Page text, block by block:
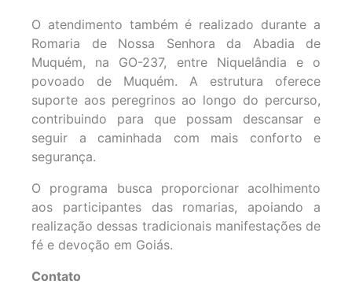
O atendimento também é realizado durante a
Romaria de Nossa Senhora da Abadia de
Muquém, na GO-237, entre Niquelândia e o
povoado de Muquém. A estrutura oferece
suporte aos peregrinos ao longo do percurso,
contribuindo para que possam descansar e
seguir a caminhada com mais conforto e
segurança.
O programa busca proporcionar acolhimento
aos participantes das romarias, apoiando a
realização dessas tradicionais manifestações de
fé e devoção em Goiás.
Contato